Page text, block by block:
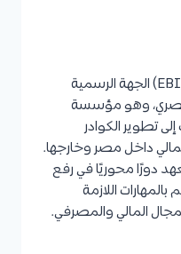
يُعد المعهد المصرفي المصري (EBI) الجهة الرسمية
المصري، وهو مؤسسة
تطوير الكوادر
داخل مصر وخارجها.
لعب المعهد دورًا محوريًا في رفع
اللازمة
المالي والمصرفي.